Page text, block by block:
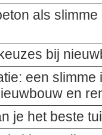
als
bij
een
en
je het beste